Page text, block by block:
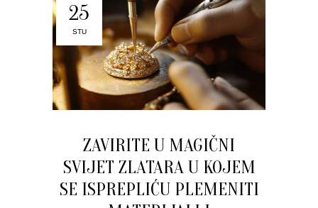
25
STU
ZAVIRITE U MAGIČNI
SVIJET ZLATARA U KOJEM
SE ISPREPLIĆU PLEMENITI